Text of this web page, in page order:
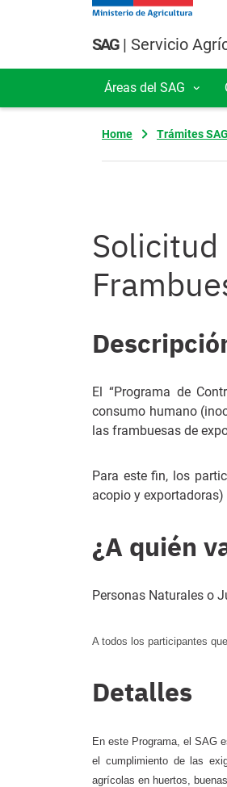
Pasar al contenido principal
SAG| Servicio
Áreas del SAG
Home Trámites SAG
Solicitud
El “Programa de
consumo humano
las frambuesas de
Para este fin, los
acopio y
¿A quién
Personas Naturales o
A todos los participantes
Detalles
En este Programa, el SAG
el cumplimiento de las
agrícolas en huertos,